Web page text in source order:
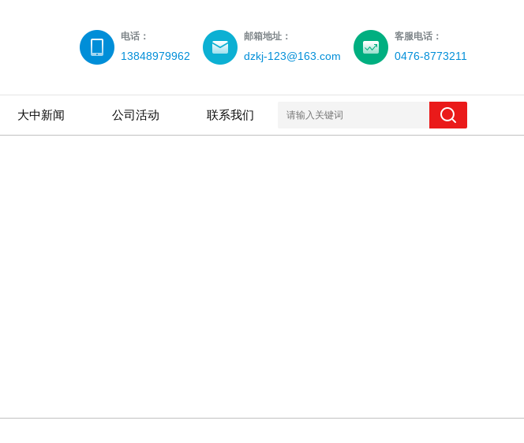
客服电话：
0476-8773211
邮箱地址：
dzkj-123@163.com
电话：
13848979962
大中新闻 公司活动 联系我们